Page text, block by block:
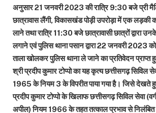
अनुसार 21 जनवरी 2023 की रात्रि 9:30 बजे प्री
छात्रावास लैंगी, विकासखंड पोड़ी उपरोड़ा में एक लड़की
लाने तथा रात्रि 11:30 बजे छात्रावासी छात्रों द्वारा
लगाने एवं पुलिस थाना पसान द्वारा 22 जनवरी 2023
ताला खोलकर पुलिस थाना ले जाने का प्रतिवेदन
श्री प्रदीप कुमार टोप्पो का यह कृत्य छत्तीसगढ़ सिविल
1965 के नियम 3 के विपरीत पाया गया है। जिसे देखते
प्रदीप कुमार टोप्पो के खिलाफ छत्तीसगढ़ सिविल सेवा
अपील) नियम 1966 के तहत तत्काल प्रभाव से निलंबित